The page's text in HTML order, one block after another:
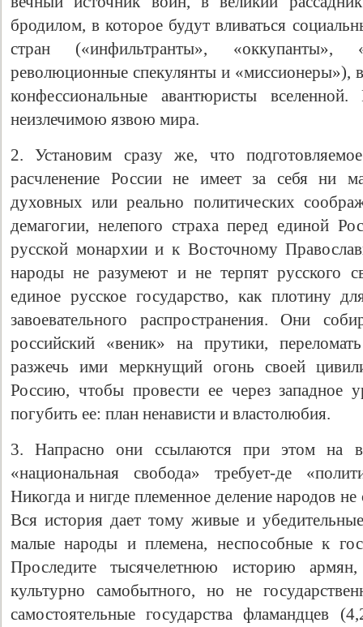
бродилом, в которое будут вливаться
стран («инфильтранты», «оккупанты»,
революционные спекулянты и «миссионеры»),
конфессиональные авантюристы вселенной.
неизлечимою язвою мира.
2. Установим сразу же, что
расчленение России не имеет за себя ни
духовных или реально политических
демагогии, нелепого страха перед единой
русской монархии и к Восточному
народы не разумеют и не терпят русского
единое русское государство, как плотину
завоевательного распространения. Они
российский «веник» на прутики,
разжечь ими меркнущий огонь своей
Россию, чтобы провести ее через западное
погубить ее: план ненависти и властолюбия.
3. Напрасно они ссылаются при этом на
«национальная свобода» требует-де
Никогда и нигде племенное деление народов
Вся история дает тому живые и убедительные
малые народы и племена, неспособные к
Проследите тысячелетнюю историю
культурно самобытного, но не
самостоятельные государства